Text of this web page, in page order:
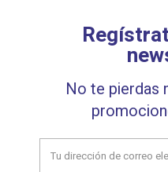
No te pierdas